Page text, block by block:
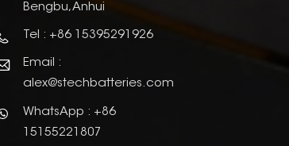
Bengbu, Anhui
Tel : +86 15395291926
Email :
alex@stechbatteries.com
WhatsApp : +86
15155221807